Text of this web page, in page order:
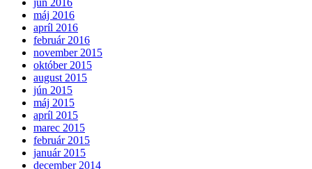
máj 2016
apríl 2016
február 2016
november 2015
október 2015
august 2015
jún 2015
máj 2015
apríl 2015
marec 2015
február 2015
január 2015
december 2014